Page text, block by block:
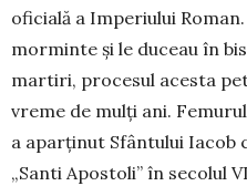
oficială a Imperiului
morminte şi le duceau în
martiri, procesul aces­­ta
vreme de mulţi ani.
a apar­ţinut Sfân­tului Iacob
„Santi Apos­­toli” în secolul